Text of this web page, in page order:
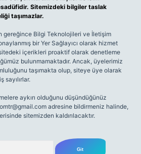
Sitemizdeki bilgiler taslak
taşımazlar.
gereğince Bilgi Teknolojileri ve İletişim
bir Yer Sağlayıcı olarak hizmet
içerikleri proaktif olarak denetleme
bulunmamaktadır. Ancak, üyelerimiz
taşımakta olup, siteye üye olarak
sayılırlar.
aykırı olduğunu düşündüğünüz
adresine bildirmeniz halinde,
sitemizden kaldırılacaktır.